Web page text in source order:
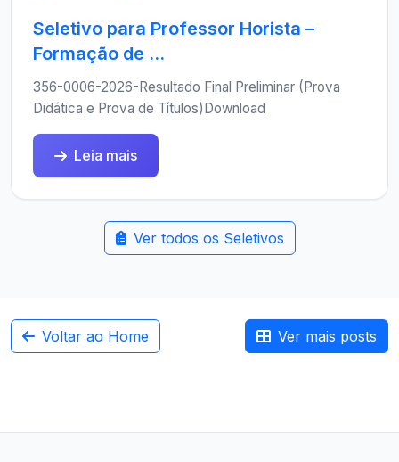
Seletivo para Professor Horista –
Formação de ...
356-0006-2026-Resultado Final Preliminar (Prova
Didática e Prova de Títulos)Download
Leia mais
Ver todos os Seletivos
Voltar ao Home Ver mais posts